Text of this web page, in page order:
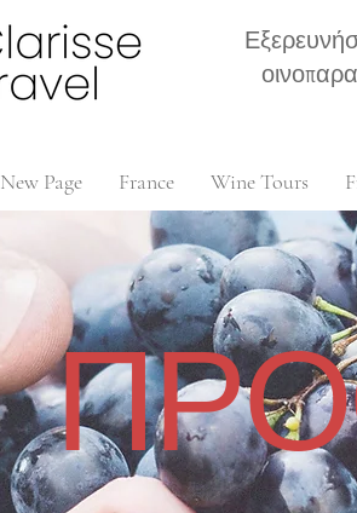
New Page France Wine Tours